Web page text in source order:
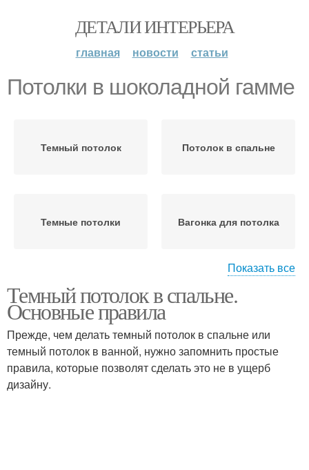
ДЕТАЛИ ИНТЕРЬЕРА
главная новости статьи
Потолки в шоколадной гамме
Темный потолок Потолок в спальне
Темные потолки Вагонка для потолка
Обои под шоколадный
потолок
Натяжные потолки
Потолки в интерьере Натяжной потолок
Показать все
Темный потолок в спальне.
Основные правила
Прежде, чем делать темный потолок в спальне или
темный потолок в ванной, нужно запомнить простые
правила, которые позволят сделать это не в ущерб
дизайну.